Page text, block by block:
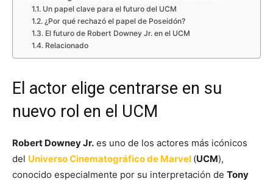
Un papel clave para el futuro del UCM
¿Por qué rechazó el papel de Poseidón?
El futuro de Robert Downey Jr. en el UCM
Relacionado
El actor elige centrarse en su
nuevo rol en el UCM
Robert Downey Jr. es uno de los actores más icónicos
del Universo Cinematográfico de Marvel (UCM),
conocido especialmente por su interpretación de Tony